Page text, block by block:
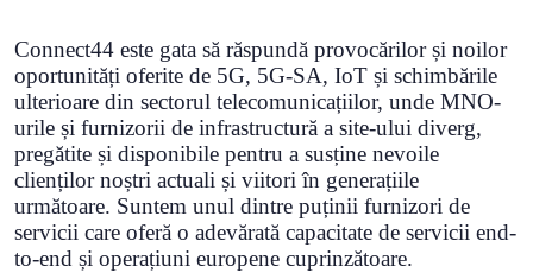
Connect44 este gata să răspundă provocărilor și noilor
oportunități oferite de 5G, 5G-SA, IoT și schimbările
ulterioare din sectorul telecomunicațiilor, unde MNO-
urile și furnizorii de infrastructură a site-ului diverg,
pregătite și disponibile pentru a susține nevoile
clienților noștri actuali și viitori în generațiile
următoare. Suntem unul dintre puținii furnizori de
servicii care oferă o adevărată capacitate de servicii end-
to-end și operațiuni europene cuprinzătoare.